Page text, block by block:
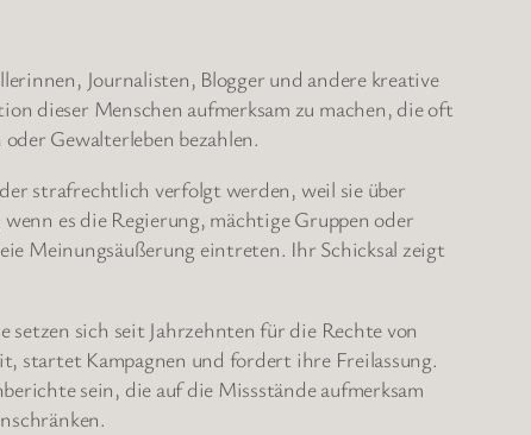
Journalisten, Blogger und andere kreative
dieser Menschen aufmerksam zu machen, die oft
Gewalterleben bezahlen.
strafrechtlich verfolgt werden, weil sie über
es die Regierung, mächtige Gruppen oder
Meinungsäußerung eintreten. Ihr Schicksal zeigt
sich seit Jahrzehnten für die Rechte von
Kampagnen und fordert ihre Freilassung.
sein, die auf die Missstände aufmerksam